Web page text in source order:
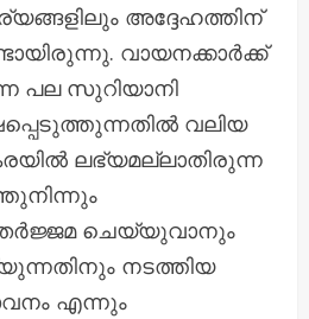
അദ്ദേഹത്തിന്
വായനക്കാർക്ക്
പല സുറിയാനി
വലിയ
ലഭ്യമല്ലാതിരുന്ന
ചെയ്യുവാനും
നടത്തിയ
എന്നും